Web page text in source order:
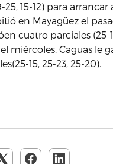
25, 15-12) para arrancar
en Mayagüez el
cuatro parciales (25-
el miércoles, Caguas le
15, 25-23, 25-20).